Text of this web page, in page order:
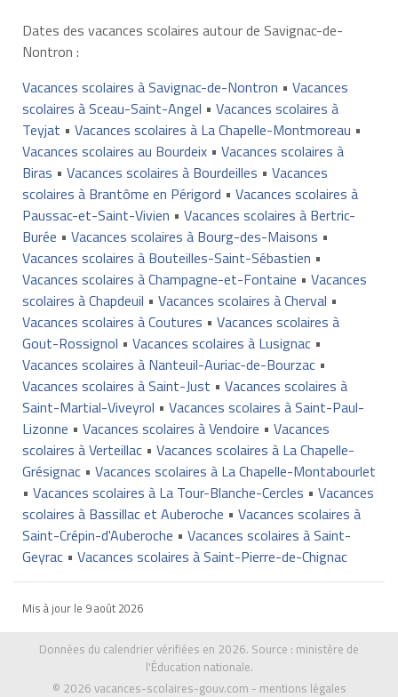
Dates des vacances scolaires autour de Savignac-de-
Nontron :
Vacances scolaires à Savignac-de-Nontron • Vacances
scolaires à Sceau-Saint-Angel • Vacances scolaires à
Teyjat • Vacances scolaires à La Chapelle-Montmoreau •
Vacances scolaires au Bourdeix• Vacances scolaires à
Biras • Vacances scolaires à Bourdeilles • Vacances
scolaires à Brantôme en Périgord • Vacances scolaires à
Paussac-et-Saint-Vivien • Vacances scolaires à Bertric-
Burée • Vacances scolaires à Bourg-des-Maisons •
Vacances scolaires à Bouteilles-Saint-Sébastien •
Vacances scolaires à Champagne-et-Fontaine • Vacances
scolaires à Chapdeuil • Vacances scolaires à Cherval •
Vacances scolaires à Coutures • Vacances scolaires à
Gout-Rossignol • Vacances scolaires à Lusignac•
Vacances scolaires à Nanteuil-Auriac-de-Bourzac•
Vacances scolaires à Saint-Just • Vacances scolaires à
Saint-Martial-Viveyrol • Vacances scolaires à Saint-Paul-
Lizonne • Vacances scolaires à Vendoire • Vacances
scolaires à Verteillac• Vacances scolaires à La Chapelle-
Grésignac• Vacances scolaires à La Chapelle-Montabourlet
• Vacances scolaires à La Tour-Blanche-Cercles • Vacances
scolaires à Bassillac et Auberoche • Vacances scolaires à
Saint-Crépin-d'Auberoche • Vacances scolaires à Saint-
Geyrac• Vacances scolaires à Saint-Pierre-de-Chignac
Mis à jour le 9 août 2026
Données du calendrier vérifiées en 2026. Source : ministère de
l'Éducation nationale.
© 2026 vacances-scolaires-gouv.com - mentions légales